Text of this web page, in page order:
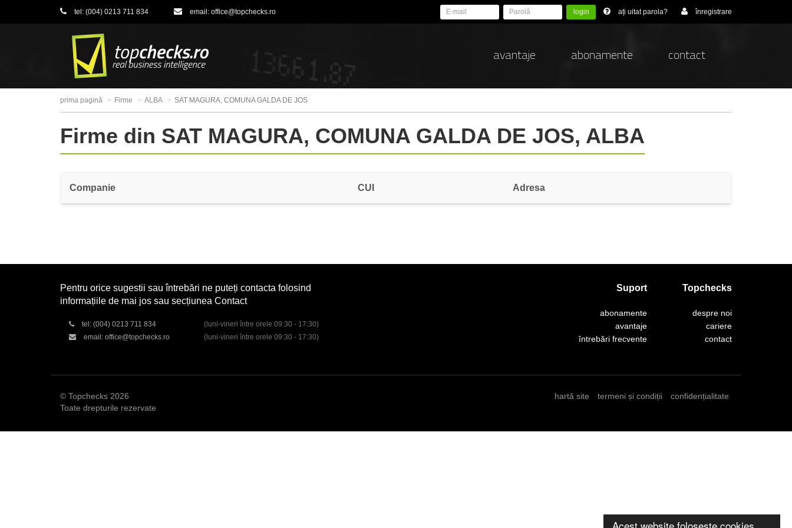
tel: (004) 0213 711 834 email: office@topchecks.ro login ați uitat parola? înregistrare
avantaje abonamente contact
prima pagină Firme ALBA SAT MAGURA, COMUNA GALDA DE JOS
Firme din SAT MAGURA, COMUNA GALDA DE JOS, ALBA
Companie CUI Adresa
Pentru orice sugestii sau întrebări ne puteți contacta folosind
informațiile de mai jos sau secțiunea Contact
tel: (004) 0213 711 834
(luni-vineri între orele 09:30 - 17:30)
email: office@topchecks.ro (luni-vineri între orele 09:30 - 17:30)
Topchecks
despre noi
cariere
contact
Suport
abonamente
avantaje
întrebări frecvente
© Topchecks 2026
Toate drepturile rezervate
hartă site termeni și condiții confidențialitate